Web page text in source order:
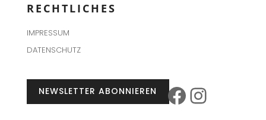
RECHTLICHES
IMPRESSUM
DATENSCHUTZ
NEWSLETTER ABONNIEREN